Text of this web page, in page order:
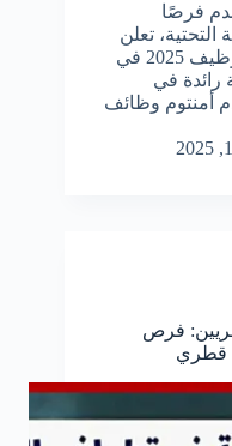
أمنتوم قطر 2025, تقدم فرصًا
التحتية، تعلن
شركة أمنتوم قطر عن فتح باب التوظيف 2025 في
في
أمنتوم وظائف
فرص